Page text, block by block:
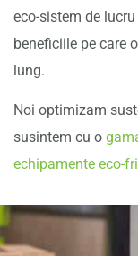
eco-sistem de
beneficiile pe care
lung.
Noi optimizam
susintem cu o
echipamente eco-